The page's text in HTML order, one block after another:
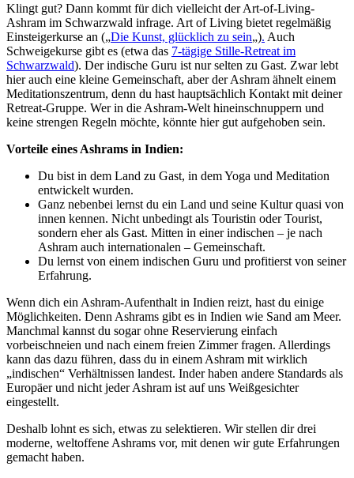
Klingt gut? Dann kommt für dich vielleicht der Art-of-Living-
Ashram im Schwarzwald infrage. Art of Living bietet regelmäßig
Einsteigerkurse an („Die Kunst, glücklich zu sein„). Auch
Schweigekurse gibt es (etwa das 7-tägige Stille-Retreat im
Schwarzwald). Der indische Guru ist nur selten zu Gast. Zwar lebt
hier auch eine kleine Gemeinschaft, aber der Ashram ähnelt einem
Meditationszentrum, denn du hast hauptsächlich Kontakt mit deiner
Retreat-Gruppe. Wer in die Ashram-Welt hineinschnuppern und
keine strengen Regeln möchte, könnte hier gut aufgehoben sein.
Vorteile eines Ashrams in Indien:
Du bist in dem Land zu Gast, in dem Yoga und Meditation
entwickelt wurden.
Ganz nebenbei lernst du ein Land und seine Kultur quasi von
innen kennen. Nicht unbedingt als Touristin oder Tourist,
sondern eher als Gast. Mitten in einer indischen – je nach
Ashram auch internationalen – Gemeinschaft.
Du lernst von einem indischen Guru und profitierst von seiner
Erfahrung.
Wenn dich ein Ashram-Aufenthalt in Indien reizt, hast du einige
Möglichkeiten. Denn Ashrams gibt es in Indien wie Sand am Meer.
Manchmal kannst du sogar ohne Reservierung einfach
vorbeischneien und nach einem freien Zimmer fragen. Allerdings
kann das dazu führen, dass du in einem Ashram mit wirklich
„indischen“ Verhältnissen landest. Inder haben andere Standards als
Europäer und nicht jeder Ashram ist auf uns Weißgesichter
eingestellt.
Deshalb lohnt es sich, etwas zu selektieren. Wir stellen dir drei
moderne, weltoffene Ashrams vor, mit denen wir gute Erfahrungen
gemacht haben.